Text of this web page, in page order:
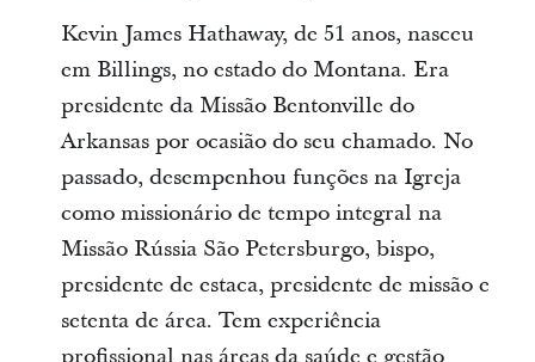
Kevin James Hathaway, de 51 anos, nasceu
em Billings, no estado do Montana. Era
presidente da Missão Bentonville do
Arkansas por ocasião do seu chamado. No
passado, desempenhou funções na Igreja
como missionário de tempo integral na
Missão Rússia São Petersburgo, bispo,
presidente de estaca, presidente de missão e
setenta de área. Tem experiência